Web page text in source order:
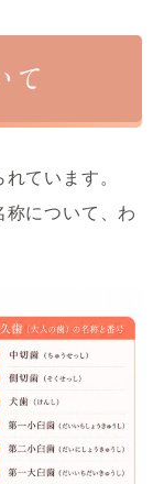
て
ています。
について、わ